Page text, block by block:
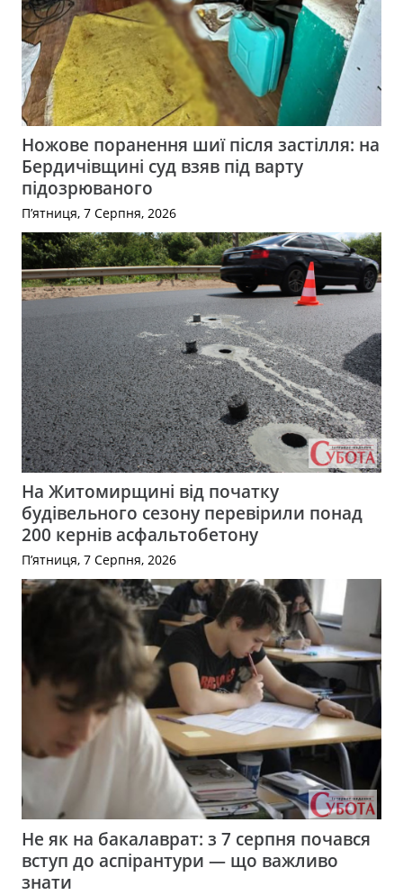
Ножове поранення шиї після застілля: на
Бердичівщині суд взяв під варту
підозрюваного
П’ятниця, 7 Серпня, 2026
На Житомирщині від початку
будівельного сезону перевірили понад
200 кернів асфальтобетону
П’ятниця, 7 Серпня, 2026
Не як на бакалаврат: з 7 серпня почався
вступ до аспірантури — що важливо
знати